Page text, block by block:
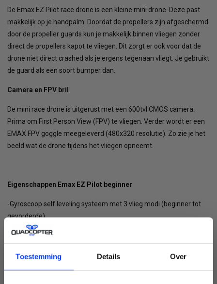
Toestemming Details Over
De Emax EZ Pilot race drone is een kleine mini drone. Deze past
makkelijk op je handpalm. Doordat de propellers zijn afgeschermd
door de propeller guards kun je makkelijk binnen vliegen zonder
direct de propellers kapot te vliegen. Dit zorgt er ook voor dat de
drone niet direct crashed als je ergens tegenaan vliegt. Je gebruikt
de guard als een soort bumper dan.
Camera en FPV bril
De mini race drone is uitgerust met een 600tvl CMOS camera.
Prima om First Person View (FPV) te vliegen. Verder wordt er een
EMAX FPV goggle meegeleverd (480x320 resolutie). Zo zie je het
beeld wat de drone tijdens het vliegen opneemt.
Eigenschappen Emax EZ Pilot beginner
-Gyroscoop self leveling systeem met 3 vlieg modi (beginner tot
gevorderde)
- Auto height hold (eenvoudig zonder stick input de hoogte